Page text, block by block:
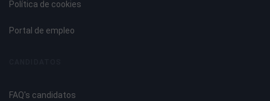
Política de cookies
Portal de empleo
FAQ's candidatos